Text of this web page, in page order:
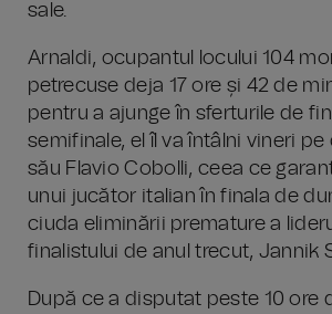
sale.
Arnaldi, ocupantul locului 104
petrecuse deja 17 ore și 42 de
pentru a ajunge în sferturile de
semifinale, el îl va întâlni vineri
său Flavio Cobolli, ceea ce
unui jucător italian în finala de
ciuda eliminării premature a
finalistului de anul trecut, Jannik
După ce a disputat peste 10 ore